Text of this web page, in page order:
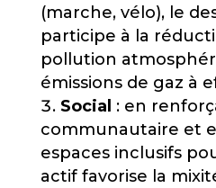
(marche, vélo), le
participe à la
pollution
émissions de gaz à
Social : en
communautaire et
espaces inclusifs
actif favorise la